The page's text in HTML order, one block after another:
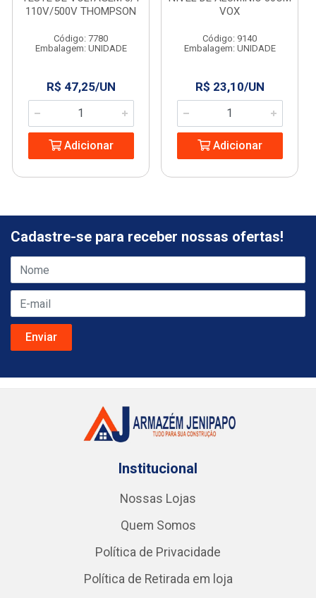
110V/500V THOMPSON
Código: 7780
Embalagem: UNIDADE
R$ 47,25/UN
Adicionar
VOX
Código: 9140
Embalagem: UNIDADE
R$ 23,10/UN
Adicionar
Cadastre-se para receber nossas ofertas!
Institucional
Nossas Lojas
Quem Somos
Política de Privacidade
Política de Retirada em loja